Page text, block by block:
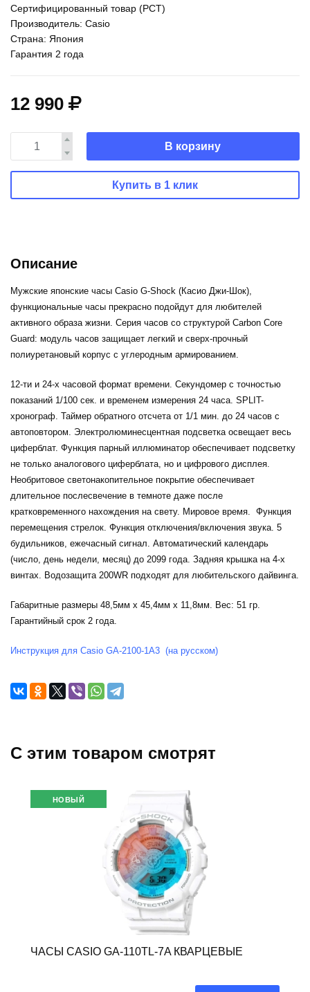
Сертифицированный товар (РСТ)
Производитель: Casio
Страна: Япония
Гарантия 2 года
12 990
В корзину
Купить в 1 клик
Описание
Мужские японские часы Casio G-Shock (Касио Джи-Шок),
функциональные часы прекрасно подойдут для любителей
активного образа жизни. Серия часов со структурой Carbon Core
Guard: модуль часов защищает легкий и сверх-прочный
полиуретановый корпус с углеродным армированием.
12-ти и 24-х часовой формат времени. Секундомер с точностью
показаний 1/100 сек. и временем измерения 24 часа. SPLIT-
хронограф. Таймер обратного отсчета от 1/1 мин. до 24 часов с
автоповтором. Электролюминесцентная подсветка освещает весь
циферблат. Функция парный иллюминатор обеспечивает подсветку
не только аналогового циферблата, но и цифрового дисплея.
Необритовое светонакопительное покрытие обеспечивает
длительное послесвечение в темноте даже после
кратковременного нахождения на свету. Мировое время. Функция
перемещения стрелок. Функция отключения/включения звука. 5
будильников, ежечасный сигнал. Автоматический календарь
(число, день недели, месяц) до 2099 года. Задняя крышка на 4-х
винтах. Водозащита 200WR подходят для любительского дайвинга.
Габаритные размеры 48,5мм x 45,4мм x 11,8мм. Вес: 51 гр.
Гарантийный срок 2 года.
Инструкция для Casio GA-2100-1A3 (на русском)
C этим товаром смотрят
НОВЫЙ
ЧАСЫ CASIO GA-110TL-7A КВАРЦЕВЫЕ